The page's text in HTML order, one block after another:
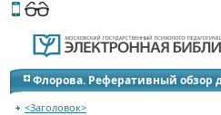
Этот сайт поддерживает
Флорова. Реферативный обзор
взрослых” с расстройствами
<Заголовок>